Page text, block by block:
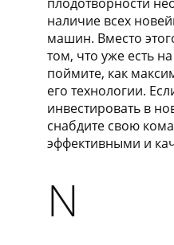
наличие всех
машин. Вместо
том, что уже есть
поймите, как
его технологии.
инвестировать в
снабдите свою
эффективными и
N